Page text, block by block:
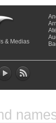
& Medias